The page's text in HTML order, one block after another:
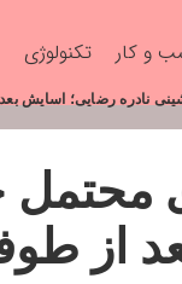
و کار تکنولوژی
نادره رضایی؛ اسایش
محتمل
از